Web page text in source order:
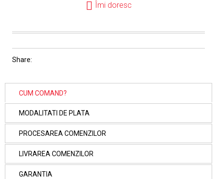
Îmi doresc
Share:
CUM COMAND?
MODALITATI DE PLATA
PROCESAREA COMENZILOR
LIVRAREA COMENZILOR
GARANTIA